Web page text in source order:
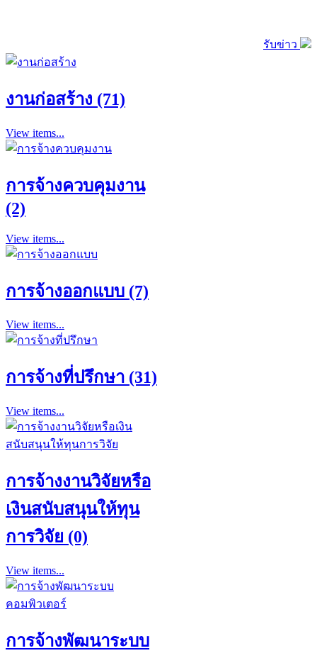
รับข่าว
งานก่อสร้าง (71)
View items...
การจ้างควบคุมงาน
(2)
View items...
การจ้างออกแบบ (7)
View items...
การจ้างที่ปรึกษา (31)
View items...
การจ้างงานวิจัยหรือ
เงินสนับสนุนให้ทุน
การวิจัย (0)
View items...
การจ้างพัฒนาระบบ